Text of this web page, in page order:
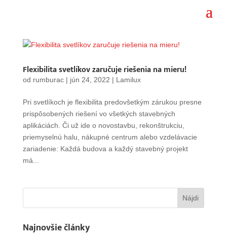
Flexibilita svetlíkov zaručuje riešenia na mieru!
od rumburac| jún 24, 2022 | Lamilux
Pri svetlíkoch je flexibilita predovšetkým zárukou presne
prispôsobených riešení vo všetkých stavebných
aplikáciách. Či už ide o novostavbu, rekonštrukciu,
priemyselnú halu, nákupné centrum alebo vzdelávacie
zariadenie: Každá budova a každý stavebný projekt
má...
Najnovšie články